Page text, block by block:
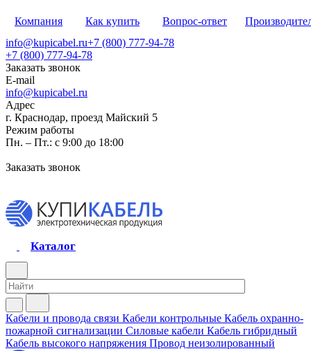
Компания Как купить Вопрос-ответ
info@kupicabel.ru+7 (800) 777-94-78
+7 (800) 777-94-78
Заказать звонок
E-mail
info@kupicabel.ru
Адрес
г. Краснодар, проезд Майский 5
Режим работы
Пн. – Пт.: с 9:00 до 18:00
Заказать звонок
Каталог
Кабели и провода связи Кабели контрольные Кабель охранно-
пожарной сигнализации Силовые кабели Кабель гибридный
Кабель высокого напряжения Провод неизолированный